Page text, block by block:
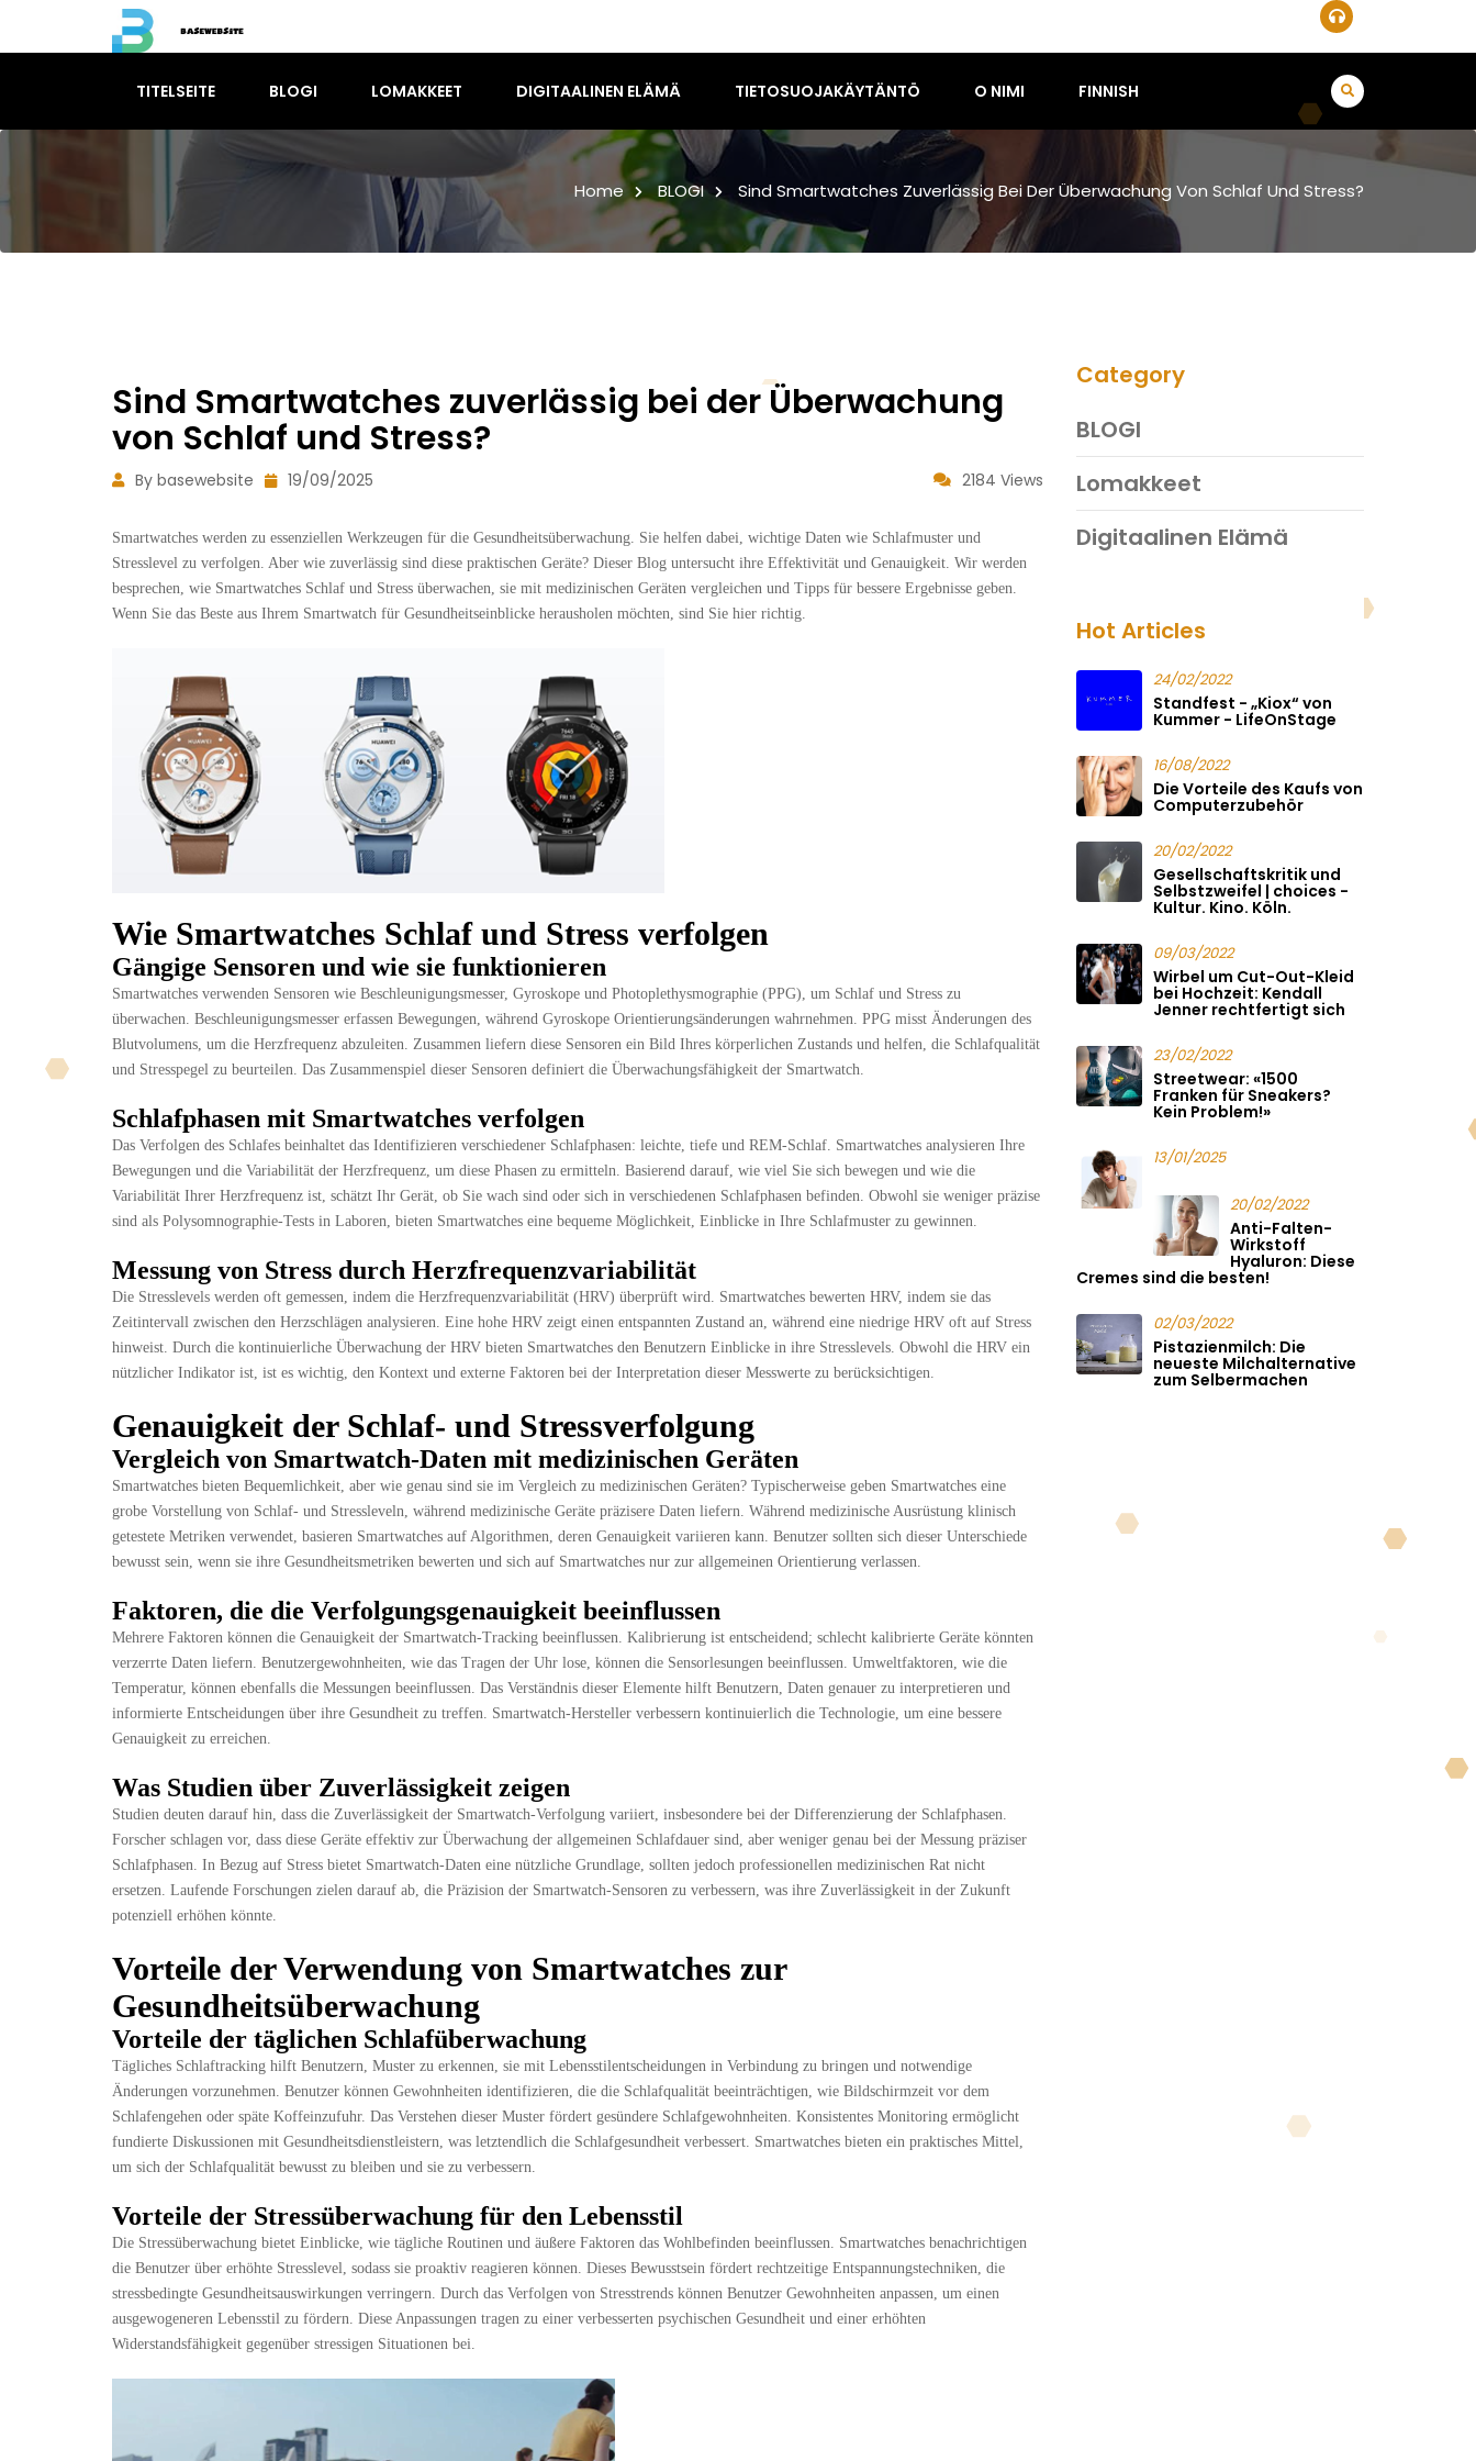
TITELSEITE BLOGI LOMAKKEET DIGITAALINEN ELÄMÄ TIETOSUOJAKÄYTÄNTÖ O NIMI FINNISH
Home BLOGI Sind Smartwatches Zuverlässig Bei Der Überwachung Von Schlaf Und Stress?
Sind Smartwatches zuverlässig bei der Überwachung
von Schlaf und Stress?
By basewebsite 19/09/2025 2184 Views
Smartwatches werden zu essenziellen Werkzeugen für die Gesundheitsüberwachung. Sie helfen dabei, wichtige Daten wie Schlafmuster und
Stresslevel zu verfolgen. Aber wie zuverlässig sind diese praktischen Geräte? Dieser Blog untersucht ihre Effektivität und Genauigkeit. Wir werden
besprechen, wie Smartwatches Schlaf und Stress überwachen, sie mit medizinischen Geräten vergleichen und Tipps für bessere Ergebnisse geben.
Wenn Sie das Beste aus Ihrem Smartwatch für Gesundheitseinblicke herausholen möchten, sind Sie hier richtig.
Wie Smartwatches Schlaf und Stress verfolgen
Gängige Sensoren und wie sie funktionieren
Smartwatches verwenden Sensoren wie Beschleunigungsmesser, Gyroskope und Photoplethysmographie (PPG), um Schlaf und Stress zu
überwachen. Beschleunigungsmesser erfassen Bewegungen, während Gyroskope Orientierungsänderungen wahrnehmen. PPG misst Änderungen des
Blutvolumens, um die Herzfrequenz abzuleiten. Zusammen liefern diese Sensoren ein Bild Ihres körperlichen Zustands und helfen, die Schlafqualität
und Stresspegel zu beurteilen. Das Zusammenspiel dieser Sensoren definiert die Überwachungsfähigkeit der Smartwatch.
Schlafphasen mit Smartwatches verfolgen
Das Verfolgen des Schlafes beinhaltet das Identifizieren verschiedener Schlafphasen: leichte, tiefe und REM-Schlaf. Smartwatches analysieren Ihre
Bewegungen und die Variabilität der Herzfrequenz, um diese Phasen zu ermitteln. Basierend darauf, wie viel Sie sich bewegen und wie die
Variabilität Ihrer Herzfrequenz ist, schätzt Ihr Gerät, ob Sie wach sind oder sich in verschiedenen Schlafphasen befinden. Obwohl sie weniger präzise
sind als Polysomnographie-Tests in Laboren, bieten Smartwatches eine bequeme Möglichkeit, Einblicke in Ihre Schlafmuster zu gewinnen.
Messung von Stress durch Herzfrequenzvariabilität
Die Stresslevels werden oft gemessen, indem die Herzfrequenzvariabilität (HRV) überprüft wird. Smartwatches bewerten HRV, indem sie das
Zeitintervall zwischen den Herzschlägen analysieren. Eine hohe HRV zeigt einen entspannten Zustand an, während eine niedrige HRV oft auf Stress
hinweist. Durch die kontinuierliche Überwachung der HRV bieten Smartwatches den Benutzern Einblicke in ihre Stresslevels. Obwohl die HRV ein
nützlicher Indikator ist, ist es wichtig, den Kontext und externe Faktoren bei der Interpretation dieser Messwerte zu berücksichtigen.
Genauigkeit der Schlaf- und Stressverfolgung
Vergleich von Smartwatch-Daten mit medizinischen Geräten
Smartwatches bieten Bequemlichkeit, aber wie genau sind sie im Vergleich zu medizinischen Geräten? Typischerweise geben Smartwatches eine
grobe Vorstellung von Schlaf- und Stressleveln, während medizinische Geräte präzisere Daten liefern. Während medizinische Ausrüstung klinisch
getestete Metriken verwendet, basieren Smartwatches auf Algorithmen, deren Genauigkeit variieren kann. Benutzer sollten sich dieser Unterschiede
bewusst sein, wenn sie ihre Gesundheitsmetriken bewerten und sich auf Smartwatches nur zur allgemeinen Orientierung verlassen.
Faktoren, die die Verfolgungsgenauigkeit beeinflussen
Mehrere Faktoren können die Genauigkeit der Smartwatch-Tracking beeinflussen. Kalibrierung ist entscheidend; schlecht kalibrierte Geräte könnten
verzerrte Daten liefern. Benutzergewohnheiten, wie das Tragen der Uhr lose, können die Sensorlesungen beeinflussen. Umweltfaktoren, wie die
Temperatur, können ebenfalls die Messungen beeinflussen. Das Verständnis dieser Elemente hilft Benutzern, Daten genauer zu interpretieren und
informierte Entscheidungen über ihre Gesundheit zu treffen. Smartwatch-Hersteller verbessern kontinuierlich die Technologie, um eine bessere
Genauigkeit zu erreichen.
Was Studien über Zuverlässigkeit zeigen
Studien deuten darauf hin, dass die Zuverlässigkeit der Smartwatch-Verfolgung variiert, insbesondere bei der Differenzierung der Schlafphasen.
Forscher schlagen vor, dass diese Geräte effektiv zur Überwachung der allgemeinen Schlafdauer sind, aber weniger genau bei der Messung präziser
Schlafphasen. In Bezug auf Stress bietet Smartwatch-Daten eine nützliche Grundlage, sollten jedoch professionellen medizinischen Rat nicht
ersetzen. Laufende Forschungen zielen darauf ab, die Präzision der Smartwatch-Sensoren zu verbessern, was ihre Zuverlässigkeit in der Zukunft
potenziell erhöhen könnte.
Vorteile der Verwendung von Smartwatches zur
Gesundheitsüberwachung
Vorteile der täglichen Schlafüberwachung
Tägliches Schlaftracking hilft Benutzern, Muster zu erkennen, sie mit Lebensstilentscheidungen in Verbindung zu bringen und notwendige
Änderungen vorzunehmen. Benutzer können Gewohnheiten identifizieren, die die Schlafqualität beeinträchtigen, wie Bildschirmzeit vor dem
Schlafengehen oder späte Koffeinzufuhr. Das Verstehen dieser Muster fördert gesündere Schlafgewohnheiten. Konsistentes Monitoring ermöglicht
fundierte Diskussionen mit Gesundheitsdienstleistern, was letztendlich die Schlafgesundheit verbessert. Smartwatches bieten ein praktisches Mittel,
um sich der Schlafqualität bewusst zu bleiben und sie zu verbessern.
Vorteile der Stressüberwachung für den Lebensstil
Die Stressüberwachung bietet Einblicke, wie tägliche Routinen und äußere Faktoren das Wohlbefinden beeinflussen. Smartwatches benachrichtigen
die Benutzer über erhöhte Stresslevel, sodass sie proaktiv reagieren können. Dieses Bewusstsein fördert rechtzeitige Entspannungstechniken, die
stressbedingte Gesundheitsauswirkungen verringern. Durch das Verfolgen von Stresstrends können Benutzer Gewohnheiten anpassen, um einen
ausgewogeneren Lebensstil zu fördern. Diese Anpassungen tragen zu einer verbesserten psychischen Gesundheit und einer erhöhten
Widerstandsfähigkeit gegenüber stressigen Situationen bei.
Category
BLOGI
Lomakkeet
Digitaalinen Elämä
Hot Articles
24/02/2022
Standfest - „Kiox“ von
Kummer - LifeOnStage
16/08/2022
Die Vorteile des Kaufs von
Computerzubehör
20/02/2022
Gesellschaftskritik und
Selbstzweifel | choices -
Kultur. Kino. Köln.
09/03/2022
Wirbel um Cut-Out-Kleid
bei Hochzeit: Kendall
Jenner rechtfertigt sich
23/02/2022
Streetwear: «1500
Franken für Sneakers?
Kein Problem!»
13/01/2025
20/02/2022
Anti-Falten-
Wirkstoff
Hyaluron: Diese
Cremes sind die besten!
02/03/2022
Pistazienmilch: Die
neueste Milchalternative
zum Selbermachen